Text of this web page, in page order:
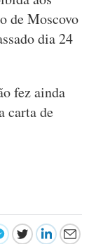
de Moscovo
dia 24
fez ainda
carta de